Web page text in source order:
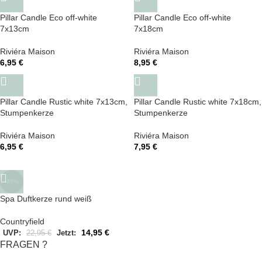
Pillar Candle Eco off-white
7x13cm
Riviéra Maison
6,95 €
Pillar Candle Eco off-white
7x18cm
Riviéra Maison
8,95 €
Pillar Candle Rustic white 7x13cm,
Stumpenkerze
Riviéra Maison
6,95 €
Pillar Candle Rustic white 7x18cm,
Stumpenkerze
Riviéra Maison
7,95 €
-35%
Spa Duftkerze rund weiß
Countryfield
UVP: 22,95€ Jetzt: 14,95 €
FRAGEN ?